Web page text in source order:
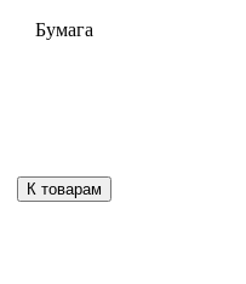
Бумага
К товарам